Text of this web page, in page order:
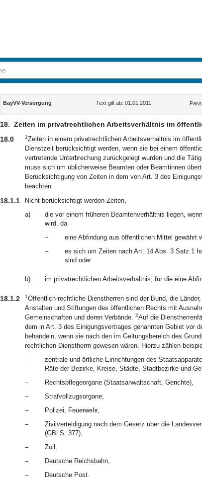
Inhalt
BayVV-Versorgung Text gilt ab: 01.01.2011
18. Zeiten im privatrechtlichen Arbeitsverhältnis im
18.0
1Zeiten in einem privatrechtlichen Arbeitsverhältnis im
Dienstzeit berücksichtigt werden, wenn sie bei einem
vertretende Unterbrechung zurückgelegt wurden und die
muss sich um üblicherweise Beamten oder Beamtinnen
Berücksichtigung von Zeiten in dem von Art. 3 des
beachten.
18.1.1
Nicht berücksichtigt werden Zeiten,
a)
die vor einem früheren Beamtenverhältnis liegen,
wird, da
–
eine Abfindung aus öffentlichen Mittel gewährt
–
es sich um Zeiten nach Art. 14 Abs. 3 Satz 1
sind oder
b) im privatrechtlichen Arbeitsverhältnis, für die eine
18.1.2 1Öffentlich-rechtliche Dienstherren sind der Bund, die
Anstalten und Stiftungen des öffentlichen Rechts mit
Gemeinschaften und deren Verbände. 2Auf die
dem in Art. 3 des Einigungsvertrages genannten Gebiet vor
behandeln, wenn sie nach den im Geltungsbereich des
rechtlichen Dienstherrn gewesen wären. Hierzu zählen
–
zentrale und örtliche Einrichtungen des
Räte der Bezirke, Kreise, Städte, Stadtbezirke und
–
Rechtspflegeorgane (Staatsanwaltschaft, Gerichte),
–
Strafvollzugsorgane,
–
Polizei, Feuerwehr,
–
Zivilverteidigung nach dem Gesetz über die
(GBl S. 377),
–
Zoll,
–
Deutsche Reichsbahn,
–
Deutsche Post.